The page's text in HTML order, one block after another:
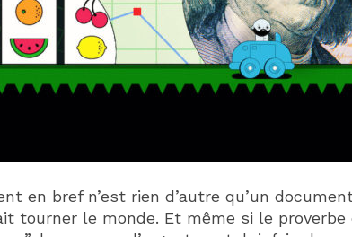
en bref n’est rien d’autre qu’un
tourner le monde. Et même si le proverbe